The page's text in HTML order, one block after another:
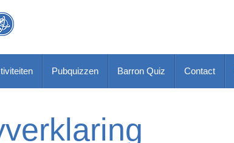
Pubquizzen Barron Quiz Contact